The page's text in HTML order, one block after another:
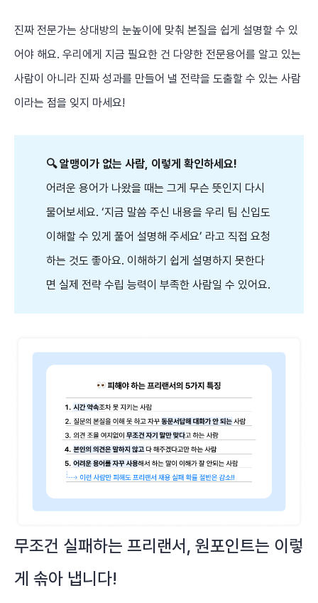
진짜 전문가는 상대방의 눈높이에 맞춰 본질을 쉽게 설명할 수 있
어야 해요. 우리에게 지금 필요한 건 다양한 전문용어를 알고 있는
사람이 아니라 진짜 성과를 만들어 낼 전략을 도출할 수 있는 사람
이라는 점을 잊지 마세요!
🔍 알맹이가 없는 사람, 이렇게 확인하세요!
어려운 용어가 나왔을 때는 그게 무슨 뜻인지 다시
물어보세요. ‘지금 말씀 주신 내용을 우리 팀 신입도
이해할 수 있게 풀어 설명해 주세요’ 라고 직접 요청
하는 것도 좋아요. 이해하기 쉽게 설명하지 못한다
면 실제 전략 수립 능력이 부족한 사람일 수 있어요.
무조건 실패하는 프리랜서, 원포인트는 이렇
게 솎아 냅니다!